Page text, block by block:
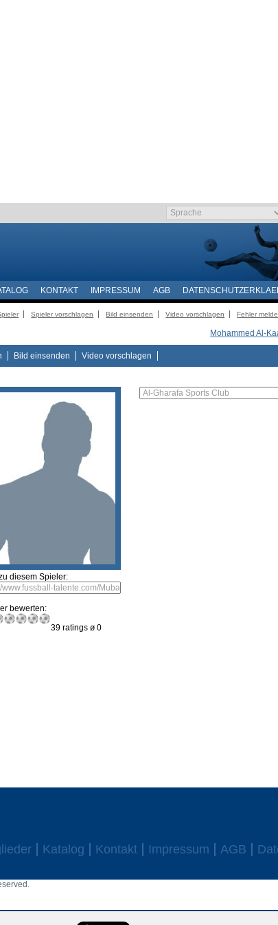
KONTAKT IMPRESSUM AGB
Spieler vorschlagen Bild einsenden Video vorschlagen
Fehler
Mohammed Al-
Bild einsenden Video vorschlagen
diesem Spieler:
bewerten:
39 ratings ø 0
Katalog Kontakt Impressum AGB